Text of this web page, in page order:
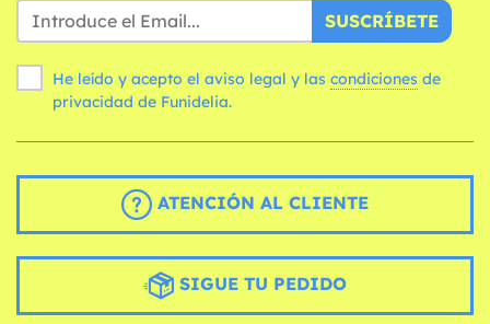
SUSCRÍBETE
He leído y acepto el aviso legal y las condiciones
privacidad de Funidelia.
ATENCIÓN AL CLIENTE
SIGUE TU PEDIDO